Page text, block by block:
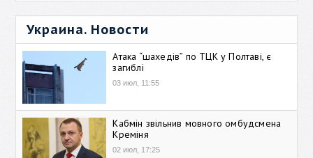
Украина. Новости
Атака “шахедів” по ТЦК у Полтаві, є
загиблі
03 июл, 11:55
Кабмін звільнив мовного омбудсмена
Креміня
02 июл, 17:25